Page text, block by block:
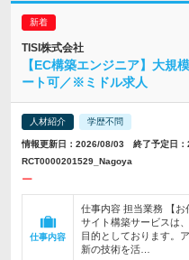
TISI株式会社
【EC構築エンジニア】大規
ート可／※ミドル求人
人材紹介 学歴不問
情報更新日：2026/08/03 終了予定日
RCT0000201529_Nagoya
ー
仕事内容
仕事内容 担当業務 【
サイト構築サービスは
目的としております。
新の技術を活…